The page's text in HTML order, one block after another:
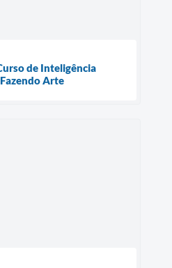
de Inteligência
Arte